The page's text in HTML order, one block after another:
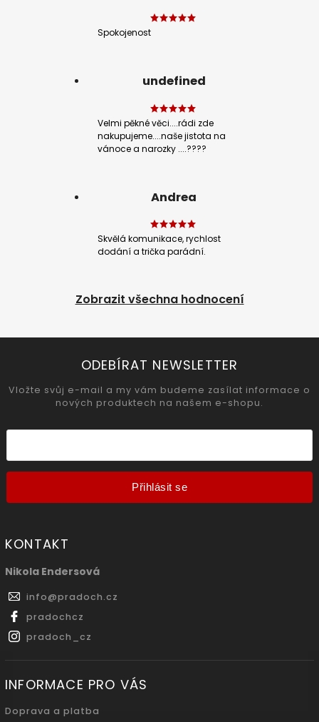
Spokojenost
undefined
Velmi pěkné věci....rádi zde
nakupujeme....naše jistota na
vánoce a narozky ....????
Andrea
Skvělá komunikace, rychlost
dodání a trička parádní.
Zobrazit všechna hodnocení
ODEBÍRAT NEWSLETTER
Vložte svůj e-mail a my vám budeme zasílat informace o
nových produktech na našem e-shopu.
Přihlásit se
KONTAKT
Nikola Endersová
info@pradoch.cz
pradochcz
pradoch_cz
INFORMACE PRO VÁS
Doprava a platba